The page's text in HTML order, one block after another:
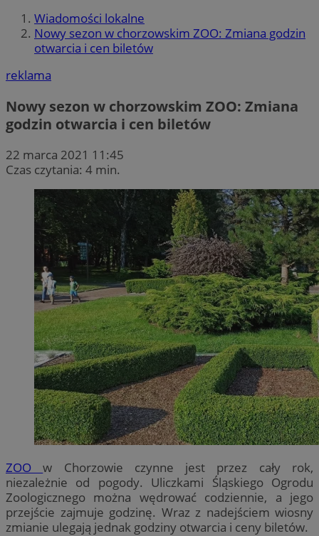
Wiadomości lokalne
Nowy sezon w chorzowskim ZOO: Zmiana godzin
otwarcia i cen biletów
reklama
Nowy sezon w chorzowskim ZOO: Zmiana
godzin otwarcia i cen biletów
22 marca 2021 11:45
Czas czytania: 4 min.
ZOOw Chorzowie czynne jest przez cały rok,
niezależnie od pogody. Uliczkami Śląskiego Ogrodu
Zoologicznego można wędrować codziennie, a jego
przejście zajmuje godzinę. Wraz z nadejściem wiosny
zmianie ulegają jednak godziny otwarcia i ceny biletów.